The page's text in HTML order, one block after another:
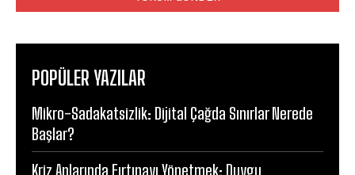
POPÜLER YAZILAR
Mikro-Sadakatsizlik: Dijital Çağda Sınırlar Nerede
Başlar?
Kriz Anlarında Fırtınayı Yönetmek: Duygu